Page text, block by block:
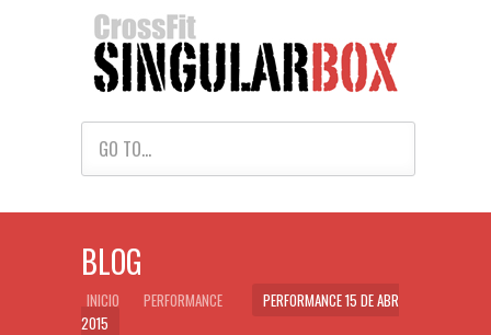
GO TO...
BLOG
INICIO PERFORMANCE
PERFORMANCE 15 DE ABR
2015